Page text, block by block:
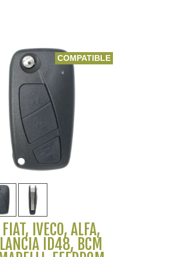
COMPATIBLE
FIAT, IVECO, ALFA,
LANCIA ID48, BCM